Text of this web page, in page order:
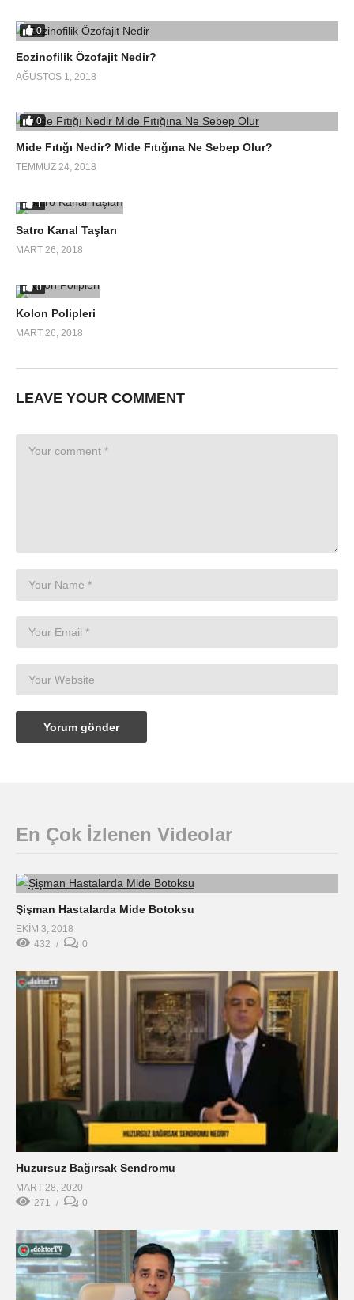
0
Eozinofilik Özofajit Nedir?
AĞUSTOS 1, 2018
0
Mide Fıtığı Nedir? Mide Fıtığına Ne Sebep Olur?
TEMMUZ 24, 2018
1
Satro Kanal Taşları
MART 26, 2018
0
Kolon Polipleri
MART 26, 2018
LEAVE YOUR COMMENT
En Çok İzlenen Videolar
Şişman Hastalarda Mide Botoksu
EKIM 3, 2018
432
0
Huzursuz Bağırsak Sendromu
MART 28, 2020
271
0